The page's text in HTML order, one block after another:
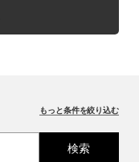
もっと条件を絞り込む
検索